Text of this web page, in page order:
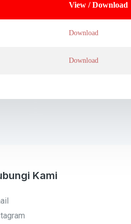
View / Download
Download
Download
Kami